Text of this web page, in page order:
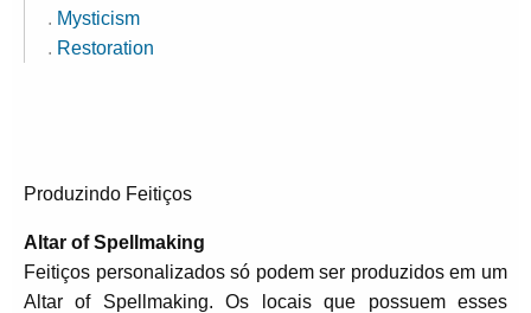
. Mysticism
. Restoration
Produzindo Feitiços
Altar of Spellmaking
Feitiços personalizados só podem ser produzidos em um
Altar of Spellmaking. Os locais que possuem esses